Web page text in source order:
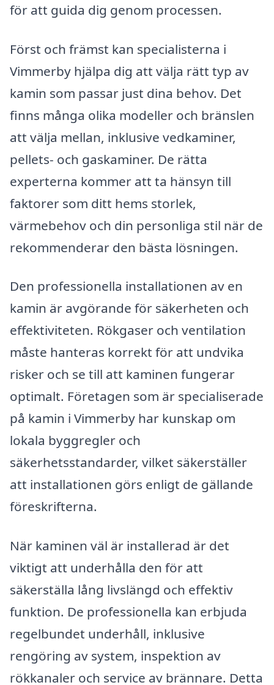
för att guida dig genom processen.
Först och främst kan specialisterna i
Vimmerby hjälpa dig att välja rätt typ av
kamin som passar just dina behov. Det
finns många olika modeller och bränslen
att välja mellan, inklusive vedkaminer,
pellets- och gaskaminer. De rätta
experterna kommer att ta hänsyn till
faktorer som ditt hems storlek,
värmebehov och din personliga stil när de
rekommenderar den bästa lösningen.
Den professionella installationen av en
kamin är avgörande för säkerheten och
effektiviteten. Rökgaser och ventilation
måste hanteras korrekt för att undvika
risker och se till att kaminen fungerar
optimalt. Företagen som är specialiserade
på kamin i Vimmerby har kunskap om
lokala byggregler och
säkerhetsstandarder, vilket säkerställer
att installationen görs enligt de gällande
föreskrifterna.
När kaminen väl är installerad är det
viktigt att underhålla den för att
säkerställa lång livslängd och effektiv
funktion. De professionella kan erbjuda
regelbundet underhåll, inklusive
rengöring av system, inspektion av
rökkanaler och service av brännare. Detta